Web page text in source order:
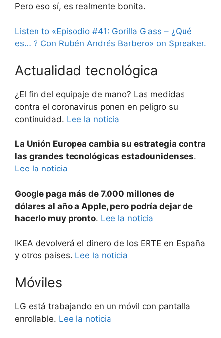
Pero eso sí, es realmente bonita.
Listen to «Episodio #41: Gorilla Glass – ¿Qué
es… ? Con Rubén Andrés Barbero» on Spreaker.
Actualidad tecnológica
¿El fin del equipaje de mano? Las medidas
contra el coronavirus ponen en peligro su
continuidad. Lee la noticia
La Unión Europea cambia su estrategia contra
las grandes tecnológicas estadounidenses.
Lee la noticia
Google paga más de 7.000 millones de
dólares al año a Apple, pero podría dejar de
hacerlo muy pronto. Lee la noticia
IKEA devolverá el dinero de los ERTE en España
y otros países. Lee la noticia
Móviles
LG está trabajando en un móvil con pantalla
enrollable. Lee la noticia